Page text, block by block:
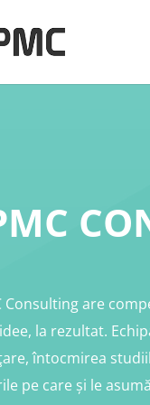
Consulting are
la rezultat.
întocmirea
pe care și le